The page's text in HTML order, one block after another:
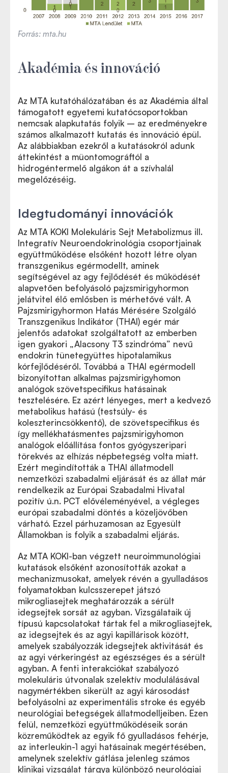
Forrás: mta.hu
Akadémia és innováció
Az MTA kutatóhálózatában és az Akadémia által
támogatott egyetemi kutatócsoportokban
nemcsak alapkutatás folyik – az eredményekre
számos alkalmazott kutatás és innováció épül.
Az alábbiakban ezekről a kutatásokról adunk
áttekintést a müontomográftól a
hidrogéntermelő algákon át a szívhalál
megelőzéséig.
Idegtudományi innovációk
Az MTA KOKI Molekuláris Sejt Metabolizmus ill.
Integratív Neuroendokrinológia csoportjainak
együttműködése elsőként hozott létre olyan
transzgenikus egérmodellt, aminek
segítségével az agy fejlődését és működését
alapvetően befolyásoló pajzsmirigyhormon
jelátvitel élő emlősben is mérhetővé vált. A
Pajzsmirigyhormon Hatás Mérésére Szolgáló
Transzgenikus Indikátor (THAI) egér már
jelentős adatokat szolgáltatott az emberben
igen gyakori „Alacsony T3 szindróma” nevű
endokrin tünetegyüttes hipotalamikus
kórfejlődéséről. Továbbá a THAI egérmodell
bizonyítottan alkalmas pajzsmirigyhomon
analógok szövetspecifikus hatásainak
tesztelésére. Ez azért lényeges, mert a kedvező
metabolikus hatású (testsúly- és
koleszterincsökkentő), de szövetspecifikus és
így mellékhatásmentes pajzsmirigyhomon
analógok előállítása fontos gyógyszeripari
törekvés az elhízás népbetegség volta miatt.
Ezért megindították a THAI állatmodell
nemzetközi szabadalmi eljárását és az állat már
rendelkezik az Európai Szabadalmi Hivatal
pozitív ú.n. PCT elővéleményével, a végleges
európai szabadalmi döntés a közeljövőben
várható. Ezzel párhuzamosan az Egyesült
Államokban is folyik a szabadalmi eljárás.
Az MTA KOKI-ban végzett neuroimmunológiai
kutatások elsőként azonosították azokat a
mechanizmusokat, amelyek révén a gyulladásos
folyamatokban kulcsszerepet játszó
mikrogliasejtek meghatározzák a sérült
idegsejtek sorsát az agyban. Vizsgálataik új
típusú kapcsolatokat tártak fel a mikrogliasejtek,
az idegsejtek és az agyi kapillárisok között,
amelyek szabályozzák idegsejtek aktivitását és
az agyi vérkeringést az egészséges és a sérült
agyban. A fenti interakciókat szabályozó
molekuláris útvonalak szelektív modulálásával
nagymértékben sikerült az agyi károsodást
befolyásolni az experimentális stroke és egyéb
neurológiai betegségek állatmodelljeiben. Ezen
felül, nemzetközi együttműködéseik során
közreműködtek az egyik fő gyulladásos fehérje,
az interleukin-1 agyi hatásainak megértésében,
amelynek szelektív gátlása jelenleg számos
klinikai vizsgálat tárgya különböző neurológiai